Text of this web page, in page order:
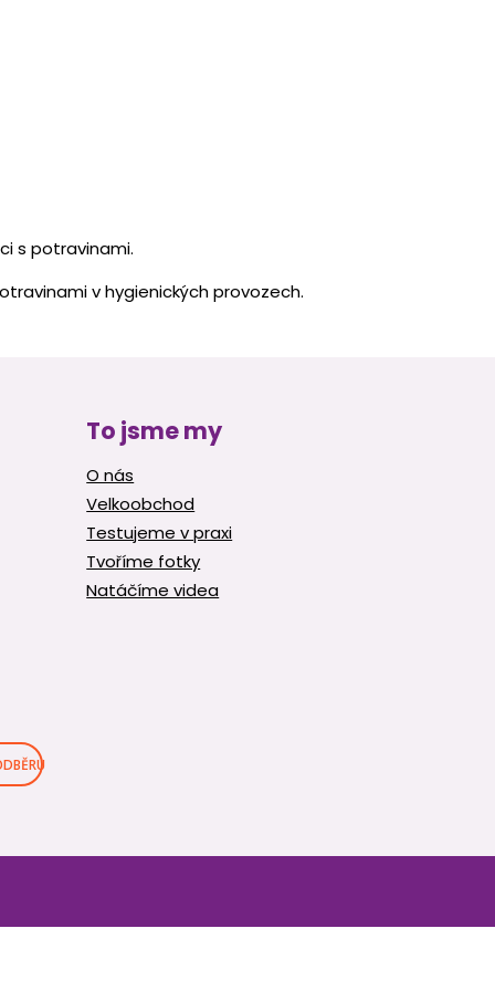
s potravinami.
v hygienických provozech.
To jsme my
O nás
Velkoobchod
Testujeme v praxi
Tvoříme fotky
Natáčíme videa